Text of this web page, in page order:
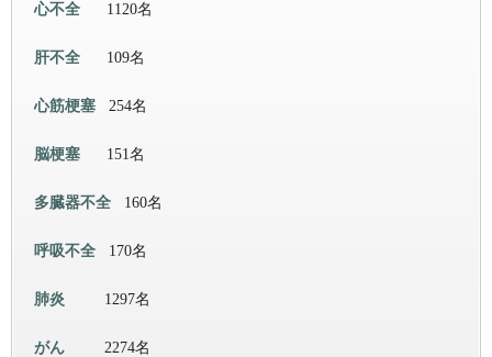
心不全 1120名
肝不全 109名
心筋梗塞 254名
脳梗塞 151名
多臓器不全 160名
呼吸不全 170名
肺炎 1297名
がん 2274名